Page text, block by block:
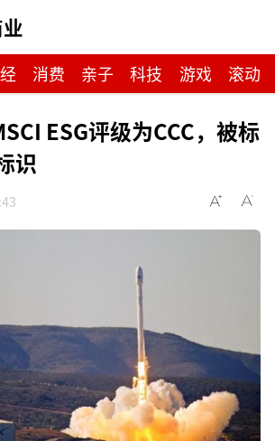
消费 亲子 科技 游戏 滚动
ESG评级为CCC，被标
识